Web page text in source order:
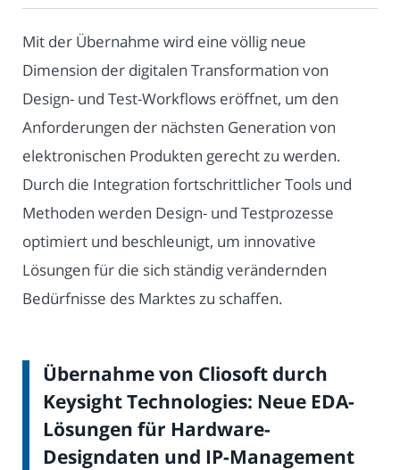
Mit der Übernahme wird eine völlig neue
Dimension der digitalen Transformation von
Design- und Test-Workflows eröffnet, um den
Anforderungen der nächsten Generation von
elektronischen Produkten gerecht zu werden.
Durch die Integration fortschrittlicher Tools und
Methoden werden Design- und Testprozesse
optimiert und beschleunigt, um innovative
Lösungen für die sich ständig verändernden
Bedürfnisse des Marktes zu schaffen.
Übernahme von Cliosoft durch
Keysight Technologies: Neue EDA-
Lösungen für Hardware-
Designdaten und IP-Management